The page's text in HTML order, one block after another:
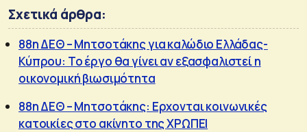
Σχετικά άρθρα:
88η ΔΕΘ – Μητσοτάκης για καλώδιο Ελλάδας-
Κύπρου: Το έργο θα γίνει αν εξασφαλιστεί η
οικονομική βιωσιμότητα
88η ΔΕΘ – Μητσοτάκης: Ερχονται κοινωνικές
κατοικίες στο ακίνητο της ΧΡΩΠΕΙ